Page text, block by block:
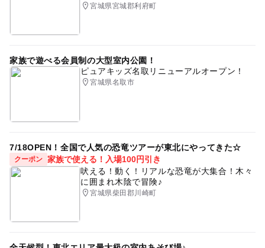
宮城県宮城郡利府町
家族で遊べる会員制の大型室内公園！
ピュアキッズ名取リニューアルオープン！
宮城県名取市
7/18OPEN！全国で人気の恐竜ツアーが東北にやってきた☆
クーポン 家族で使える！入場100円引き
吠える！動く！リアルな恐竜が大集合！木々
に囲まれ木陰で冒険♪
宮城県柴田郡川崎町